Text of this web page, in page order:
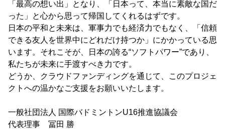
「最高の想い出」となり、「日本って、本当に素敵な国だ
った」と心から思って帰国してくれるはずです。
日本の平和と未来は、軍事力でも経済力でもなく、「信頼
できる友人を世界中にどれだけ持つか」にかかっている思
います。それこそが、日本の誇る“ソフトパワー”であり、
私たちが未来に手渡すべき力です。
どうか、クラウドファンディングを通じて、このプロジェ
クトへの温かなご支援をお願いいたします。
一般社団法人 国際バドミントンU16推進協議会
代表理事 冨田 勝